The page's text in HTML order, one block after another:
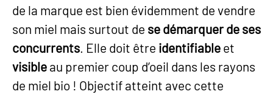
de la marque est bien évidemment de vendre
son miel mais surtout de se démarquer de ses
concurrents. Elle doit être identifiable et
visible au premier coup d’oeil dans les rayons
de miel bio ! Objectif atteint avec cette